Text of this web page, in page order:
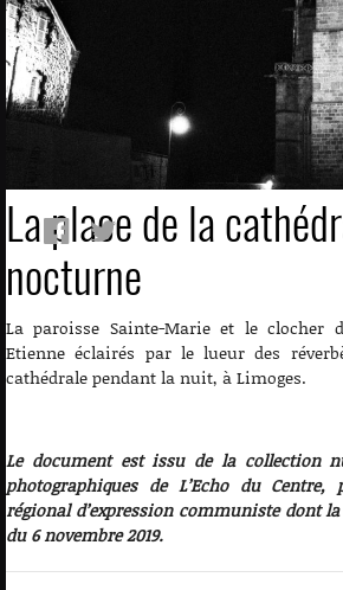
La place de la
nocturne
La paroisse Sainte-Marie et le clocher
Etienne éclairés par le lueur des
cathédrale pendant la nuit, à Limoges.
Le document est issu de la collection
photographiques de L’Echo du Centre,
régional d’expression communiste dont
du 6 novembre 2019.